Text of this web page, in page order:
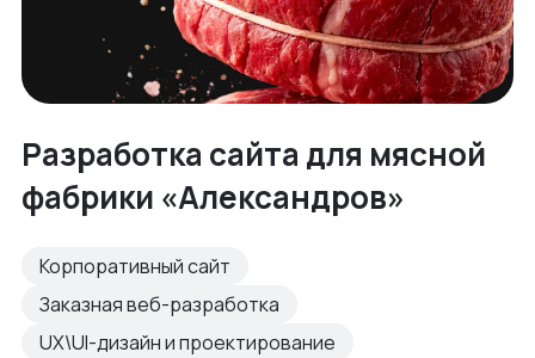
Разработка сайта для мясной
фабрики «Александров»
Корпоративный сайт
Заказная веб-разработка
UX\UI-дизайн и проектирование